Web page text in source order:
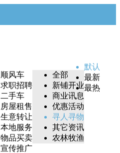
顺风车
求职招聘
二手车
房屋租售
生意转让
本地服务
物品买卖
宣传推广
全部
新铺开业
商业讯息
优惠活动
寻人寻物
其它资讯
农林牧渔
默认
最新
最热